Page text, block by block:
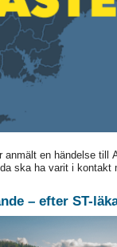
anmält en händelse
ska ha varit i kontakt
– efter ST-